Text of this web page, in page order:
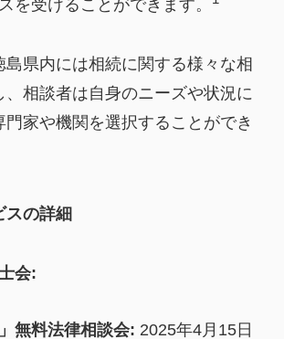
を受けることができます。
島県内には相続に関する様々な相
、相談者は自身のニーズや状況に
門家や機関を選択することができ
スの詳細
会:
無料法律相談会: 2025年4月15日